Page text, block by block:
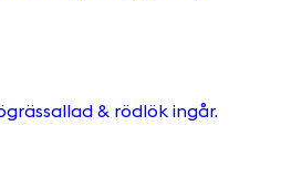
& rödlök ingår.